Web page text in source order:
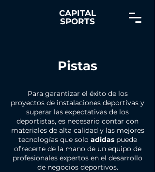
CAPITAL
SPORTS
Pistas
Para garantizar el éxito de los
proyectos de instalaciones deportivas y
superar las expectativas de los
deportistas, es necesario contar con
materiales de alta calidad y las mejores
tecnologías que solo adidaspuede
ofrecerte de la mano de un equipo de
profesionales expertos en el desarrollo
de negocios deportivos.